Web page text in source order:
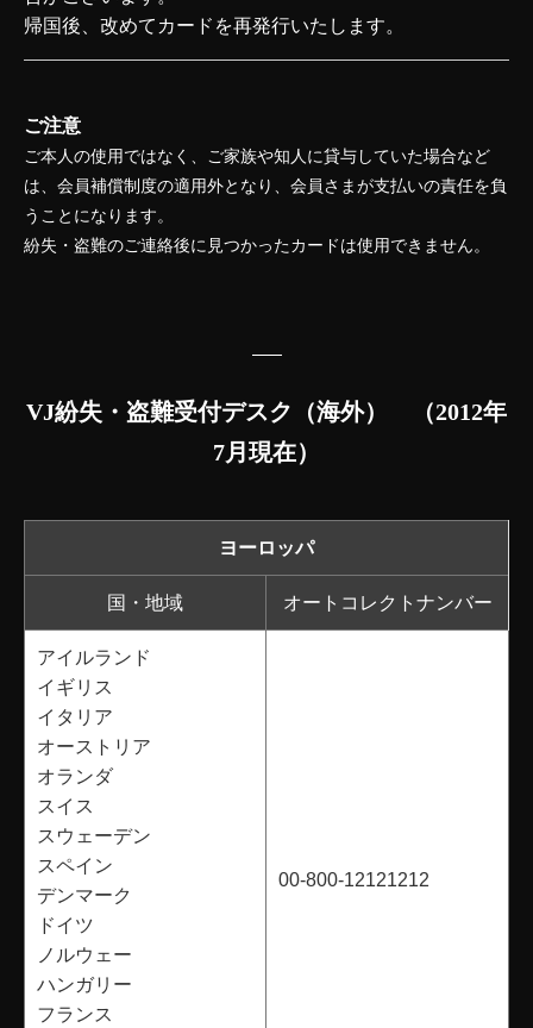
帰国後、改めてカードを再発行いたします。
ご注意
ご本人の使用ではなく、ご家族や知人に貸与していた場合など
は、会員補償制度の適用外となり、会員さまが支払いの責任を負
うことになります。
紛失・盗難のご連絡後に見つかったカードは使用できません。
VJ紛失・盗難受付デスク（海外） （2012年
7月現在）
ヨーロッパ
国・地域 オートコレクトナンバー
アイルランド
イギリス
イタリア
オーストリア
オランダ
スイス
スウェーデン
スペイン
デンマーク
ドイツ
ノルウェー
ハンガリー
フランス
00-800-12121212